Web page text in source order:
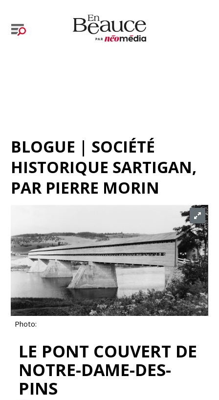
BLOGUE | SOCIÉTÉ
HISTORIQUE SARTIGAN,
PAR PIERRE MORIN
Photo:
LE PONT COUVERT DE
NOTRE-DAME-DES-
PINS